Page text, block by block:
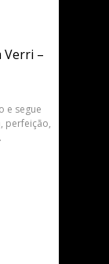
Verri –
e segue
perfeição,